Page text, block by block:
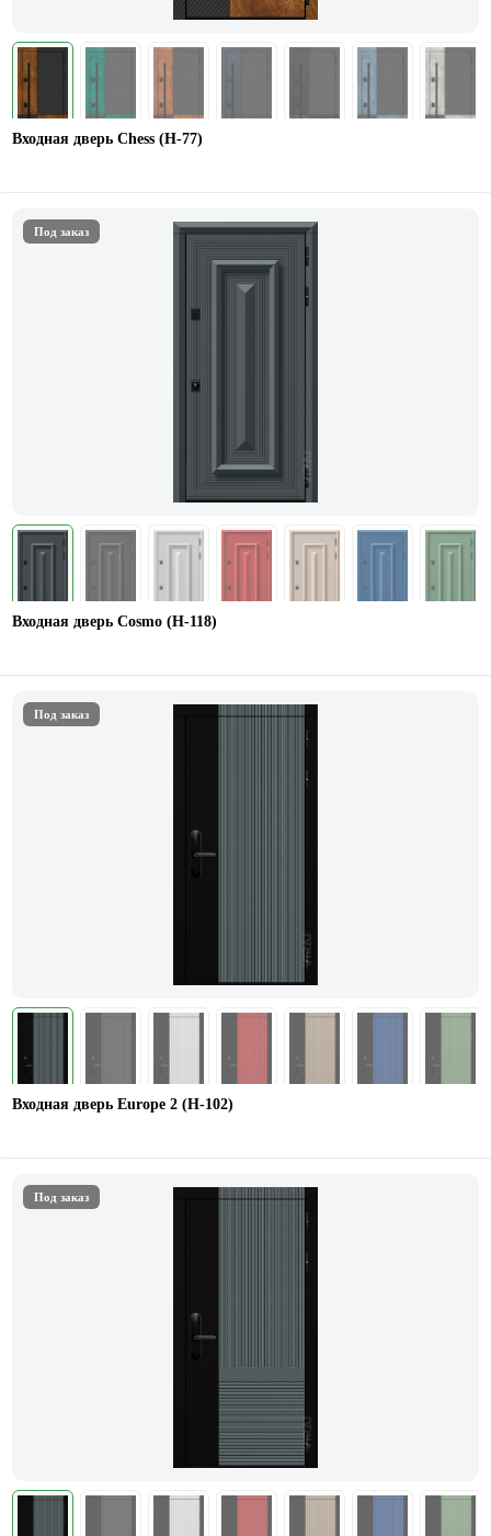
Входная дверь Chess (Н-77)
Под заказ
Входная дверь Cosmo (Н-118)
Под заказ
Входная дверь Europe 2 (Н-102)
Под заказ